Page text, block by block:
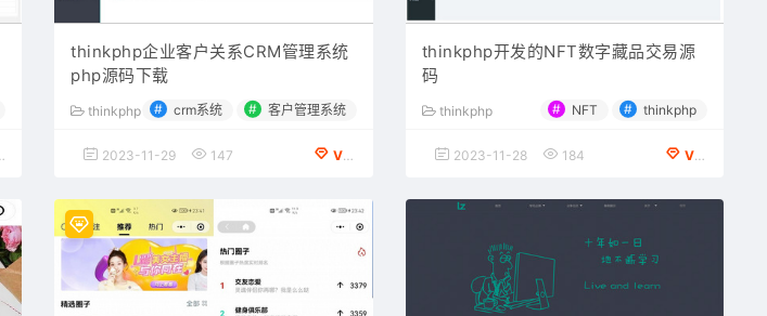
thinkphp企业客户关系CRM管理系统
php源码下载
thinkphp # crm系统 # 客户管理系统
2023-11-29 147 VIP会员专享
thinkphp开发的NFT数字藏品交易源
码
thinkphp # NFT # thinkphp
2023-11-28 184 VIP会员专享